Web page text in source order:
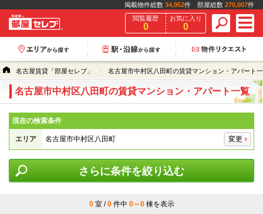
掲載物件総数 34,952件 部屋総数 270,007件
閲覧履歴
0
お気に入り
0
名古屋賃貸「部屋セレブ」 名古屋市中村区八田町の賃貸マンション・アパート
名古屋市中村区八田町の賃貸マンション・アパート一覧
現在の検索条件
エリア 名古屋市中村区八田町 変更
さらに条件を絞り込む
0室 /0件中 0～0棟を表示